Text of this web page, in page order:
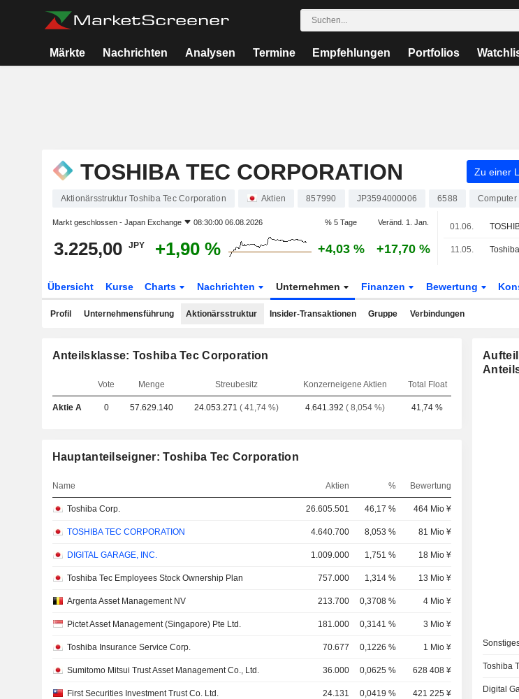
Märkte Nachrichten Analysen Termine Empfehlungen Portfolios
TOSHIBA TEC CORPORATION Zu einer
Aktionärsstruktur Toshiba Tec Corporation Aktien 857990 JP3594000006 6588 Computer
Markt geschlossen - Japan Exchange 08:30:00 06.08.2026 % 5 Tage Veränd. 1. Jan.
3.225,00 JPY +1,90 % +4,03 % +17,70 %
01.06.
11.05.
Übersicht Kurse Charts Nachrichten Unternehmen Finanzen Bewertung
Profil Unternehmensführung Aktionärsstruktur Insider-Transaktionen Gruppe Verbindungen
Anteilsklasse: Toshiba Tec Corporation
Vote Menge Streubesitz Konzerneigene Aktien Total Float
Aktie A 0 57.629.140 24.053.271 ( 41,74 %) 4.641.392 ( 8,054 %) 41,74 %
Hauptanteilseigner: Toshiba Tec Corporation
Name Aktien % Bewertung
Toshiba Corp. 26.605.501 46,17 % 464 Mio ¥
TOSHIBA TEC CORPORATION 4.640.700 8,053 % 81 Mio ¥
DIGITAL GARAGE, INC. 1.009.000 1,751 % 18 Mio ¥
Toshiba Tec Employees Stock Ownership Plan 757.000 1,314 % 13 Mio ¥
Argenta Asset Management NV 213.700 0,3708 % 4 Mio ¥
Pictet Asset Management (Singapore) Pte Ltd. 181.000 0,3141 % 3 Mio ¥
Toshiba Insurance Service Corp. 70.677 0,1226 % 1 Mio ¥
Sumitomo Mitsui Trust Asset Management Co., Ltd. 36.000 0,0625 % 628 408 ¥
First Securities Investment Trust Co. Ltd. 24.131 0,0419 % 421 225 ¥
Toshiba
Digital